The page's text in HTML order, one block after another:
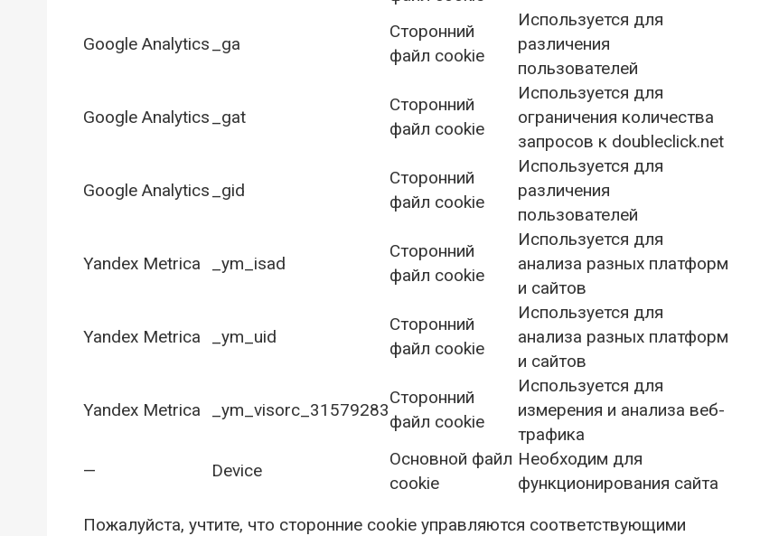
Google Analytics _ga
Сторонний
файл cookie
Используется для
различения
пользователей
Google Analytics _gat
Сторонний
файл cookie
Используется для
ограничения количества
запросов к doubleclick.net
Google Analytics _gid
Сторонний
файл cookie
Используется для
различения
пользователей
Yandex Metrica _ym_isad
Сторонний
файл cookie
Используется для
анализа разных платформ
и сайтов
Yandex Metrica _ym_uid
Сторонний
файл cookie
Используется для
анализа разных платформ
и сайтов
Yandex Metrica _ym_visorc_31579283
Сторонний
файл cookie
Используется для
измерения и анализа веб-
трафика
—
Device
Основной файл
cookie
Необходим для
функционирования сайта
Пожалуйста, учтите, что сторонние cookie управляются соответствующими